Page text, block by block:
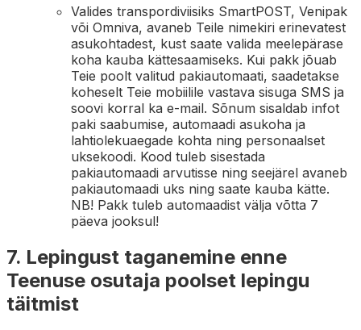
Valides transpordiviisiks SmartPOST, Venipak
või Omniva, avaneb Teile nimekiri erinevatest
asukohtadest, kust saate valida meelepärase
koha kauba kättesaamiseks. Kui pakk jõuab
Teie poolt valitud pakiautomaati, saadetakse
koheselt Teie mobiilile vastava sisuga SMS ja
soovi korral ka e-mail. Sõnum sisaldab infot
paki saabumise, automaadi asukoha ja
lahtiolekuaegade kohta ning personaalset
uksekoodi. Kood tuleb sisestada
pakiautomaadi arvutisse ning seejärel avaneb
pakiautomaadi uks ning saate kauba kätte.
NB! Pakk tuleb automaadist välja võtta 7
päeva jooksul!
7. Lepingust taganemine enne
Teenuse osutaja poolset lepingu
täitmist